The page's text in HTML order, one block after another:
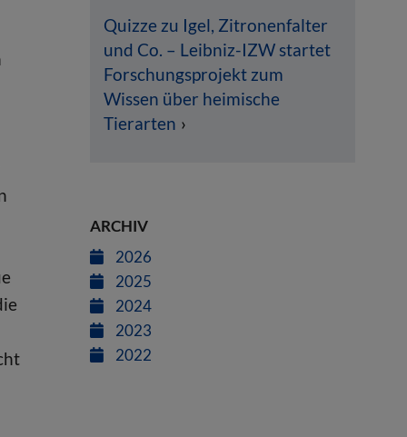
Quizze zu Igel, Zitronenfalter
und Co. – Leibniz-IZW startet
Forschungsprojekt zum
Wissen über heimische
Tierarten
ARCHIV
2026
2025
2024
2023
2022